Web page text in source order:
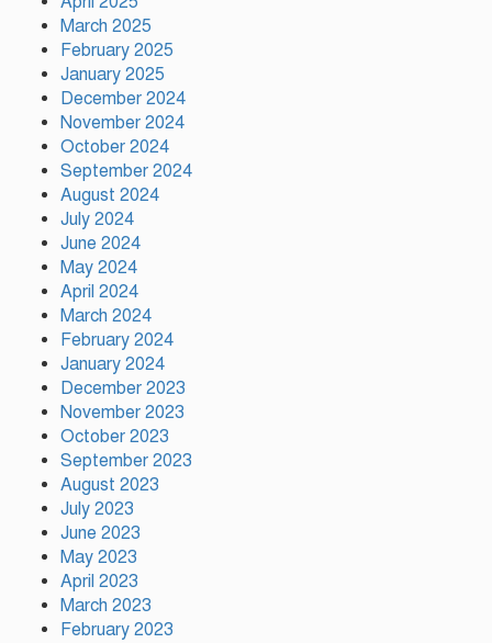
দুর্গাপূজায় আসছে সালমার নতুন গান,
রেকর্ড সম্পন্ন
March 2025
February 2025
January 2025
December 2024
November 2024
October 2024
September 2024
August 2024
July 2024
June 2024
May 2024
April 2024
March 2024
February 2024
January 2024
December 2023
November 2023
October 2023
September 2023
August 2023
July 2023
June 2023
May 2023
April 2023
March 2023
February 2023